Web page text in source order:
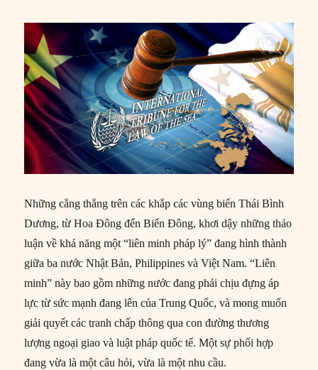
Những cẳng thẳng trên các khắp các vùng biển Thái Bình
Dương, từ Hoa Đông đến Biển Đông, khơi dậy những thảo
luận về khả năng một “liên minh pháp lý” đang hình thành
giữa ba nước Nhật Bản, Philippines và Việt Nam. “Liên
minh” này bao gồm những nước đang phải chịu đựng áp
lực từ sức mạnh đang lên của Trung Quốc, và mong muốn
giải quyết các tranh chấp thông qua con đường thương
lượng ngoại giao và luật pháp quốc tế. Một sự phối hợp
đang vừa là một câu hỏi, vừa là một nhu cầu.